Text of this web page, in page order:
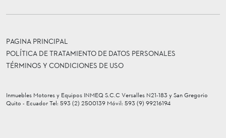
PAGINA PRINCIPAL
POLÍTICA DE TRATAMIENTO DE DATOS PERSONALES
TÉRMINOS Y CONDICIONES DE USO
Inmuebles Motores y Equipos INMEQ S.C.C Versalles N21-183 y San Gregorio
Quito - Ecuador Tel: 593 (2) 2500139 Móvil: 593 (9) 99216194